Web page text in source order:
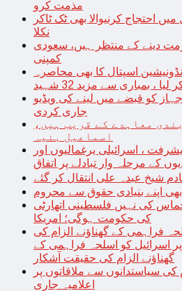
مذمت کرو
احتجاج کرنیوالا بھی ٹک ٹاکر
نکلا
دینے کے منتظر ہیں، سعودی
کمپنی
اسپتال کا بھی محاصرہ
لیا ، بمباری سے مزید 32 شہید
کو قبضے میں لینے کی ویڈیو
جاری کردی
معاہدے کے قریب ہیں،
اسماعیل ہنیہ
، اسرائیلی یرغمالیوں اور
کے مرحلہ وار تبادلے پر اتفاق
شیخ عبدہ علی انتقال کر گئے
بھی اپنے بنیادی حقوق سے محروم
کی نہیں فلسطینی اتھارٹی
کی حکومت ہوگی؛ امریکا
فراہمی کے گھناؤنے الزام کی
اسرائیل کو اسلحہ فراہمی کے
گھناؤنے الزام کی حقیقت آشکار
کی سیاستدانوں سے ملاقاتوں پر
اعلامیہ جاری